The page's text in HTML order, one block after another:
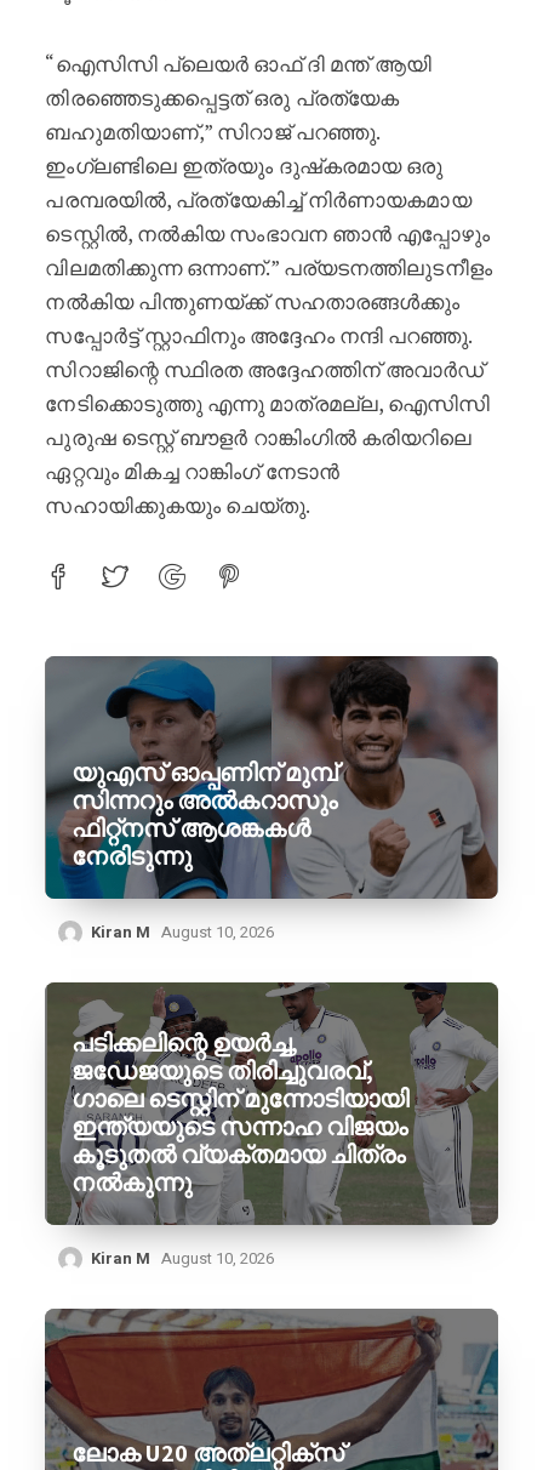
“ഐസിസി പ്ലെയർ ഓഫ് ദി മന്ത് ആയി
തിരഞ്ഞെടുക്കപ്പെട്ടത് ഒരു പ്രത്യേക
ബഹുമതിയാണ്,” സിറാജ് പറഞ്ഞു.
ഇംഗ്ലണ്ടിലെ ഇത്രയും ദുഷ്‌കരമായ ഒരു
പരമ്പരയിൽ, പ്രത്യേകിച്ച് നിർണായകമായ
ടെസ്റ്റിൽ, നൽകിയ സംഭാവന ഞാൻ എപ്പോഴും
വിലമതിക്കുന്ന ഒന്നാണ്.” പര്യടനത്തിലുടനീളം
നൽകിയ പിന്തുണയ്ക്ക് സഹതാരങ്ങൾക്കും
സപ്പോർട്ട് സ്റ്റാഫിനും അദ്ദേഹം നന്ദി പറഞ്ഞു.
സിറാജിന്റെ സ്ഥിരത അദ്ദേഹത്തിന് അവാർഡ്
നേടിക്കൊടുത്തു എന്നു മാത്രമല്ല, ഐസിസി
പുരുഷ ടെസ്റ്റ് ബൗളർ റാങ്കിംഗിൽ കരിയറിലെ
ഏറ്റവും മികച്ച റാങ്കിംഗ് നേടാൻ
സഹായിക്കുകയും ചെയ്തു.
യുഎസ് ഓപ്പണിന് മുമ്പ്
സിന്നറും അൽകറാസും
ഫിറ്റ്നസ് ആശങ്കകൾ
നേരിടുന്നു
Kiran M August 10, 2026
പടിക്കലിന്റെ ഉയർച്ച,
ജഡേജയുടെ തിരിച്ചുവരവ്,
ഗാലെ ടെസ്റ്റിന് മുന്നോടിയായി
ഇന്ത്യയുടെ സന്നാഹ വിജയം
കൂടുതൽ വ്യക്തമായ ചിത്രം
നൽകുന്നു
Kiran M August 10, 2026
ലോക U20 അത്‌ലറ്റിക്‌സ്